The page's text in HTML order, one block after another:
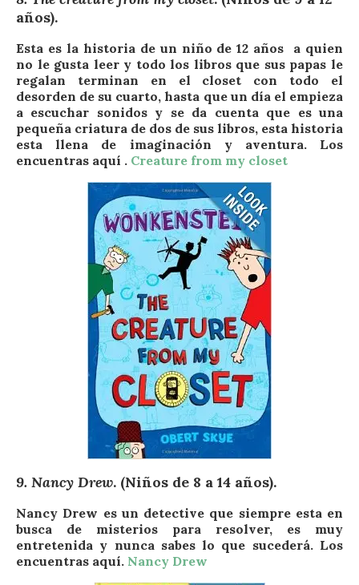
años).
Esta es la historia de un niño de 12 años a quien
no le gusta leer y todo los libros que sus papas le
regalan terminan en el closet con todo el
desorden de su cuarto, hasta que un día el empieza
a escuchar sonidos y se da cuenta que es una
pequeña criatura de dos de sus libros, esta historia
esta llena de imaginación y aventura. Los
encuentras aquí . Creature from my closet
9. Nancy Drew. (Niños de 8 a 14 años).
Nancy Drew es un detective que siempre esta en
busca de misterios para resolver, es muy
entretenida y nunca sabes lo que sucederá. Los
encuentras aquí. Nancy Drew